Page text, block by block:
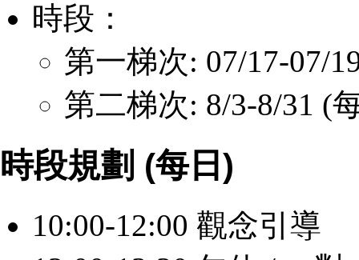
時段：
第一梯次: 07/17-07/
第二梯次: 8/3-8/31 (
時段規劃 (每日)
10:00-12:00 觀念引導